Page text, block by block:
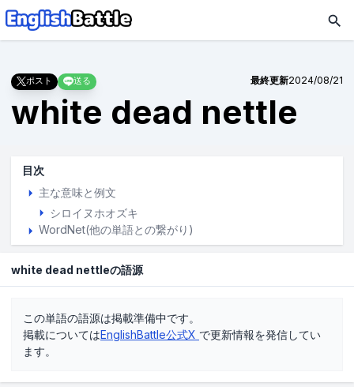
ポスト 送る 最終更新2024/08/21
white dead nettle
目次
主な意味と例文
シロイヌホオズキ
WordNet(他の単語との繋がり)
white dead nettleの語源
この単語の語源は掲載準備中です。
掲載についてはEnglishBattle公式X で更新情報を発信してい
ます。